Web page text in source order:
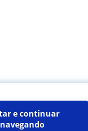
e continuar
navegando